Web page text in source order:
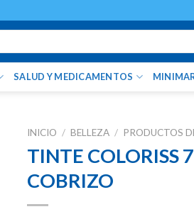
SALUD Y MEDICAMENTOS
INICIO / BELLEZA / PRODUCTOS
TINTE COLORISS
COBRIZO